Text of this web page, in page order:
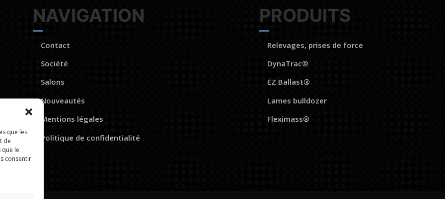
que les
de
le
consentir
NAVIGATION
Contact
Société
Salons
Nouveautés
Mentions légales
Politique de confidentialité
PRODUITS
Relevages, prises de force
DynaTrac®
EZ Ballast®
Lames bulldozer
Fleximass®